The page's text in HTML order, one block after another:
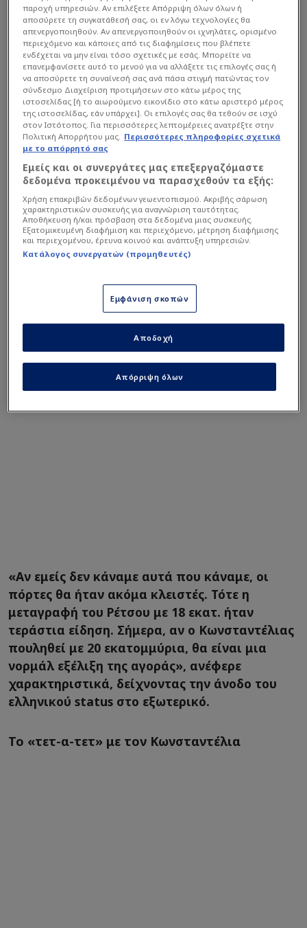
Η γενιά που άνοιξε τις πόρτες
Ο Σωκράτης δεν έκρυψε την περηφάνια του για τη
Παπασταθόπουλος κ.α.), τονίζοντας πως αυτοί
ήταν που ανάγκασαν τους Ευρωπαίους να δουν
τον Έλληνα ποδοσφαιριστή ως ένα αξιόπιστο
«Αν εμείς δεν κάναμε αυτά που κάναμε, οι
πόρτες θα ήταν ακόμα κλειστές. Τότε η
μεταγραφή του Ρέτσου με 18 εκατ. ήταν
τεράστια είδηση. Σήμερα, αν ο Κωνσταντέλιας
πουληθεί με 20 εκατομμύρια, θα είναι μια
νορμάλ εξέλιξη της αγοράς», ανέφερε
χαρακτηριστικά, δείχνοντας την άνοδο του
ελληνικού status στο εξωτερικό.
Το «τετ-α-τετ» με τον Κωνσταντέλια
παροχή υπηρεσιών. Αν επιλέξετε Απόρριψη όλων όλων ή
αποσύρετε τη συγκατάθεσή σας, οι εν λόγω τεχνολογίες θα
απενεργοποιηθούν. Αν απενεργοποιηθούν οι ιχνηλάτες, ορισμένο
περιεχόμενο και κάποιες από τις διαφημίσεις που βλέπετε
ενδέχεται να μην είναι τόσο σχετικές με εσάς. Μπορείτε να
επανεμφανίσετε αυτό το μενού για να αλλάξετε τις επιλογές σας ή
να αποσύρετε τη συναίνεσή σας ανά πάσα στιγμή πατώντας τον
σύνδεσμο Διαχείριση προτιμήσεων στο κάτω μέρος της
ιστοσελίδας [ή το αιωρούμενο εικονίδιο στο κάτω αριστερό μέρος
της ιστοσελίδας, εάν υπάρχει]. Οι επιλογές σας θα τεθούν σε ισχύ
στον Ιστότοπος. Για περισσότερες λεπτομέρειες ανατρέξτε στην
Πολιτική Απορρήτου μας. Περισσότερες πληροφορίες σχετικά
με το απόρρητό σας
Εμείς και οι συνεργάτες μας επεξεργαζόμαστε
δεδομένα προκειμένου να παρασχεθούν τα εξής:
Χρήση επακριβών δεδομένων γεωεντοπισμού. Ακριβής σάρωση
χαρακτηριστικών συσκευής για αναγνώριση ταυτότητας.
Αποθήκευση ή/και πρόσβαση στα δεδομένα μιας συσκευής.
Εξατομικευμένη διαφήμιση και περιεχόμενο, μέτρηση διαφήμισης
και περιεχομένου, έρευνα κοινού και ανάπτυξη υπηρεσιών.
Κατάλογος συνεργατών (προμηθευτές)
Εμφάνιση σκοπών
Απόρριψη όλων
Αποδοχή